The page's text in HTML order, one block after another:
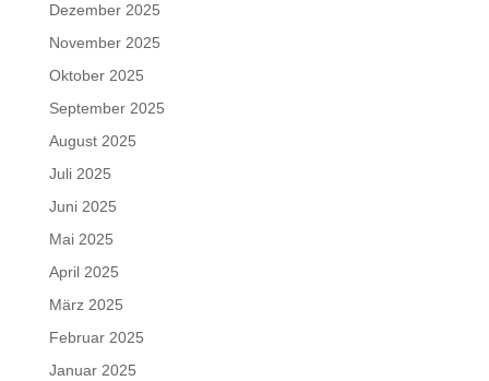
Dezember 2025
November 2025
Oktober 2025
September 2025
August 2025
Juli 2025
Juni 2025
Mai 2025
April 2025
März 2025
Februar 2025
Januar 2025